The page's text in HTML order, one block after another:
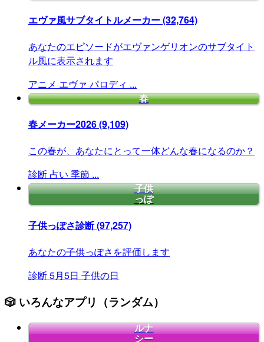
エヴァ風サブタイトルメーカー(32,764)
あなたのエピソードがエヴァンゲリオンのサブタイト
ル風に表示されます
アニメ エヴァ パロディ ...
春
春メーカー2026(9,109)
この春が、あなたにとって一体どんな春になるのか？
診断 占い 季節 ...
子供
っぽ
子供っぽさ診断(97,257)
あなたの子供っぽさを評価します
診断5月5日 子供の日
🎲 いろんなアプリ（ランダム）
ルナ
シー